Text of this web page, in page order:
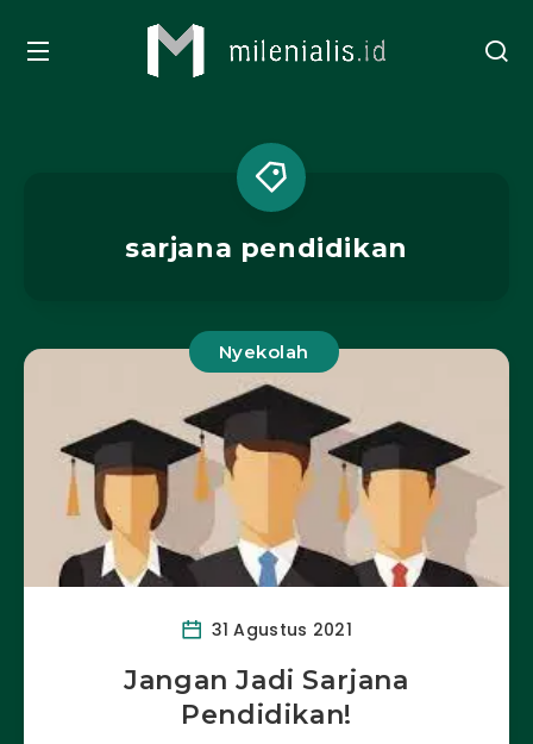
sarjana pendidikan
Nyekolah
31 Agustus 2021
Jangan Jadi Sarjana
Pendidikan!